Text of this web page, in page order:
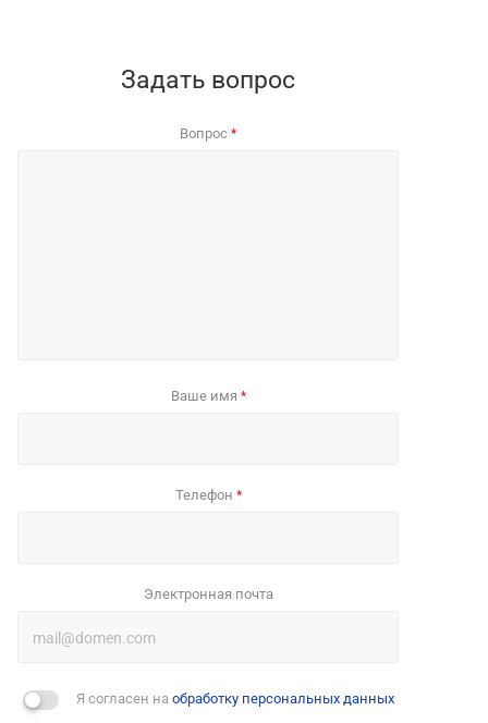
Задать вопрос
Вопрос *
Ваше имя *
Телефон *
Электронная почта
Я согласен на обработку персональных данных